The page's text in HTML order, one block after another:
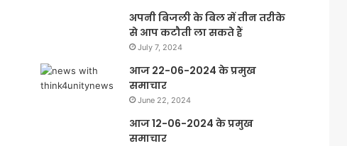
अपनी बिजली के बिल में तीन तरीके
से आप कटौती ला सकते हैं
July 7, 2024
आज 22-06-2024 के प्रमुख
समाचार
June 22, 2024
आज 12-06-2024 के प्रमुख
समाचार